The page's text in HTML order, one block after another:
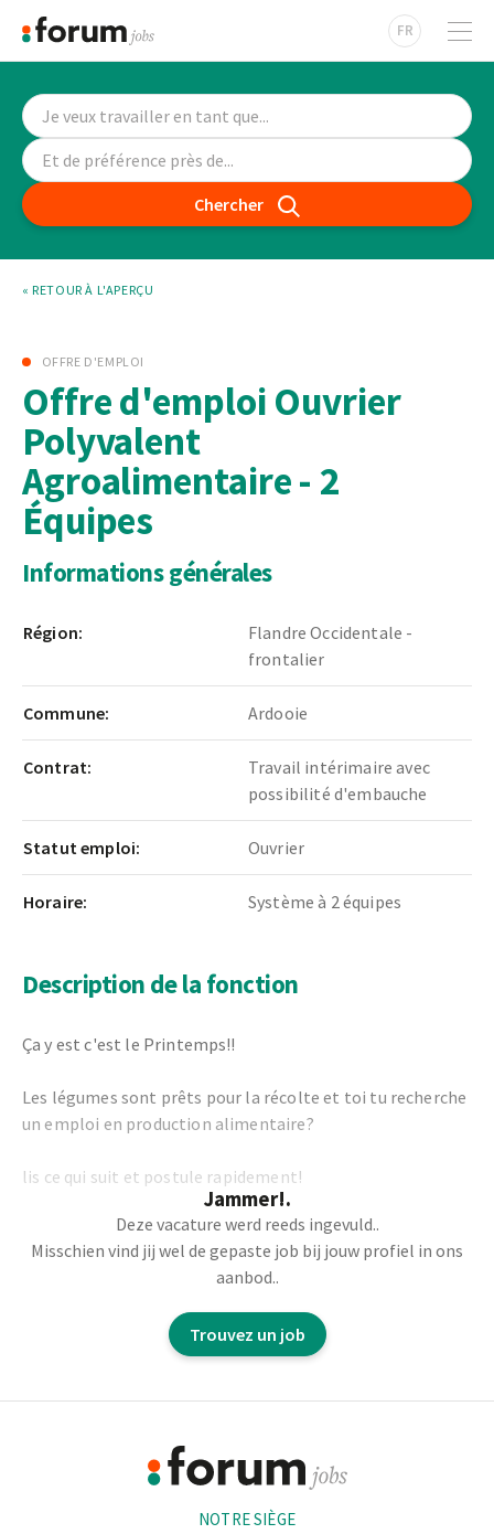
FR
Chercher
« RETOUR À L'APERÇU
OFFRE D'EMPLOI
Offre d'emploi Ouvrier
Polyvalent
Agroalimentaire - 2
Équipes
Informations générales
Région:
Flandre Occidentale -
frontalier
Commune: Ardooie
Contrat:
Travail intérimaire avec
possibilité d'embauche
Statut emploi: Ouvrier
Horaire: Système à 2 équipes
Description de la fonction
Ça y est c'est le Printemps!!
Les légumes sont prêts pour la récolte et toi tu recherche
un emploi en production alimentaire?
lis ce qui suit et postule rapidement!
Nous recherchons des Ouvriers de production
polyvalent H/F pour un client basé dans la région de
Ardooie en Belgique dans le secteur des légumes
C'est un travaille dans un environnement de production
Fabrication et emballage de produits alimentaires
Jammer!.
Deze vacature werd reeds ingevuld..
Misschien vind jij wel de gepaste job bij jouw profiel in ons
aanbod..
Trouvez un job
NOTRE SIÈGE